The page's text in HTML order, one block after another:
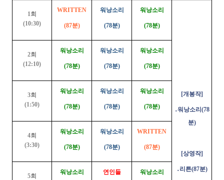
1회
(10:30)
WRITTEN
(87분)
워낭소리
(78분)
워낭소리
(78분)
[개봉작]
․워낭소리(78
분)
[상영작]
․리튼(87분)
2회
(12:10)
워낭소리
(78분)
워낭소리
(78분)
워낭소리
(78분)
3회
(1:50)
워낭소리
(78분)
워낭소리
(78분)
워낭소리
(78분)
4회
(3:30)
워낭소리
(78분)
워낭소리
(78분)
WRITTEN
(87분)
5회
워낭소리 연인들 워낭소리